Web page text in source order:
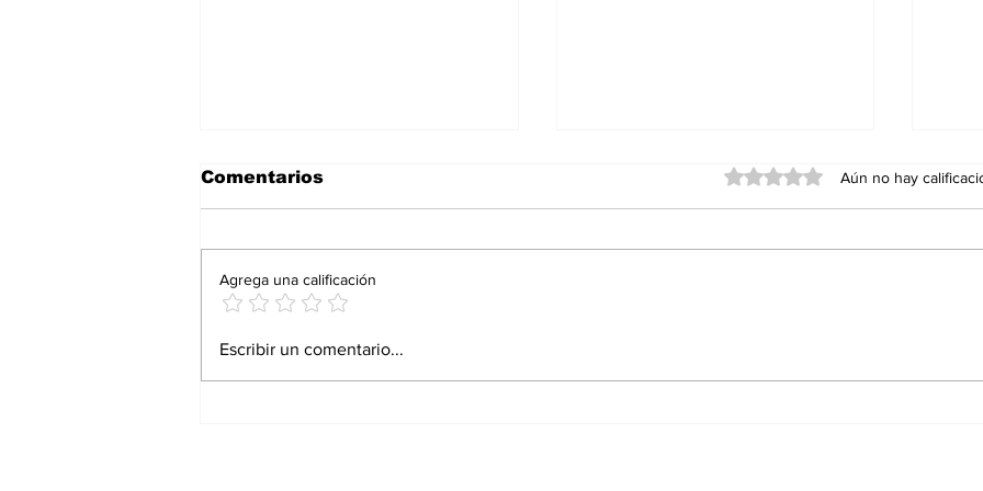
El origen de la Navidad:
Comentarios Obtuvo 0 de 5 estrellas.
Aún no hay
Agrega una calificación
Escribir un comentario...